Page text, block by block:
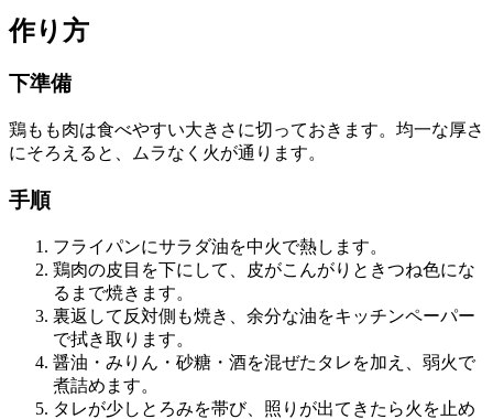
作り方
下準備
鶏もも肉は食べやすい大きさに切っておきます。均一な厚さ
にそろえると、ムラなく火が通ります。
手順
フライパンにサラダ油を中火で熱します。
鶏肉の皮目を下にして、皮がこんがりときつね色にな
るまで焼きます。
裏返して反対側も焼き、余分な油をキッチンペーパー
で拭き取ります。
醤油・みりん・砂糖・酒を混ぜたタレを加え、弱火で
煮詰めます。
タレが少しとろみを帯び、照りが出てきたら火を止め